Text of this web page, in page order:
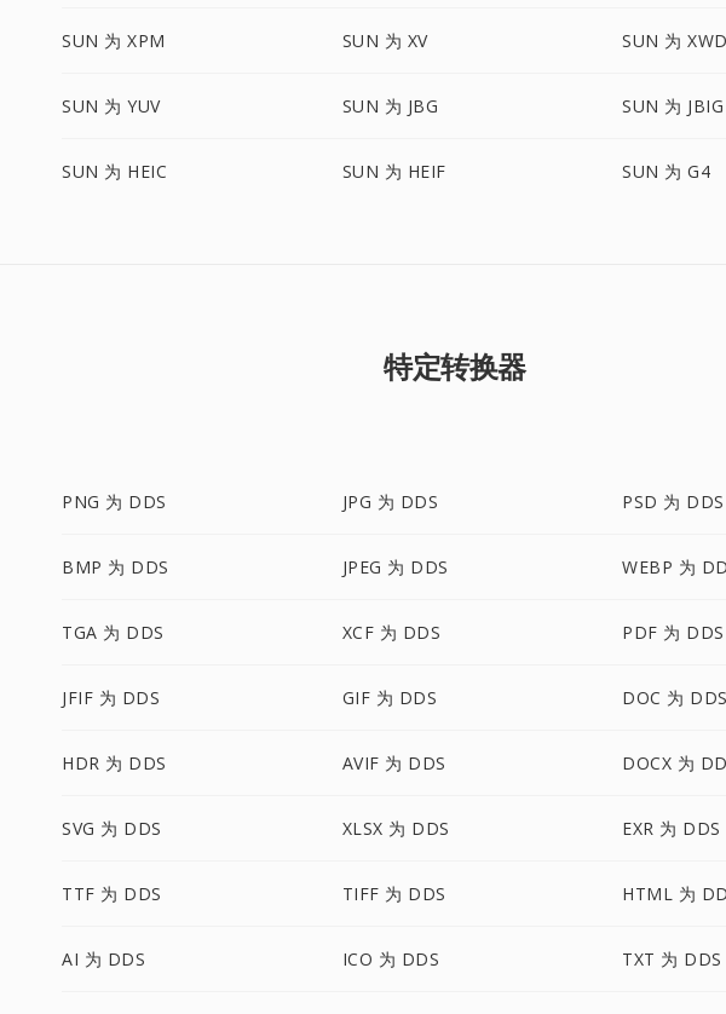
SUN 为 XPM SUN 为 XV SUN 为
SUN 为 YUV SUN 为 JBG SUN 为 JBIG
SUN 为 HEIC SUN 为 HEIF SUN 为 G4
特定转换器
PNG 为 DDS JPG 为 DDS PSD 为 DDS
BMP 为 DDS JPEG 为 DDS WEBP 为
TGA 为 DDS XCF 为 DDS PDF 为 DDS
JFIF 为 DDS GIF 为 DDS DOC 为
HDR 为 DDS AVIF 为 DDS DOCX 为
SVG 为 DDS XLSX 为 DDS EXR 为 DDS
TTF 为 DDS TIFF 为 DDS HTML 为
AI 为 DDS ICO 为 DDS TXT 为 DDS